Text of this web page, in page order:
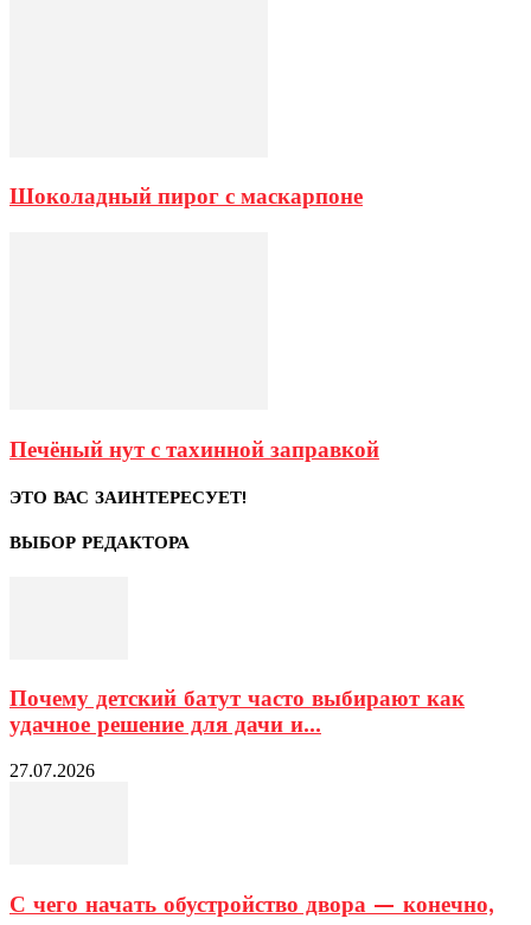
Шоколадный пирог с маскарпоне
Печёный нут с тахинной заправкой
ЭТО ВАС ЗАИНТЕРЕСУЕТ!
ВЫБОР РЕДАКТОРА
Почему детский батут часто выбирают как
удачное решение для дачи и...
27.07.2026
С чего начать обустройство двора — конечно,